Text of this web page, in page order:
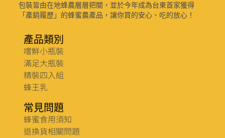
包裝皆由在地蜂農層層把關，並於今年成為台東首家獲得
「產銷履歷」的蜂蜜農產品，讓你買的安心、吃的放心！
產品類別
嚐鮮小瓶裝
滿足大瓶裝
精裝四入組
蜂王乳
常見問題
蜂蜜食用須知
退換貨相關問題